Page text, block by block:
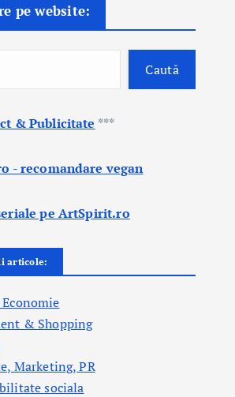
pe website:
Caută
& Publicitate ***
- recomandare vegan
pe ArtSpirit.ro
articole:
& Shopping
Marketing, PR
sociala